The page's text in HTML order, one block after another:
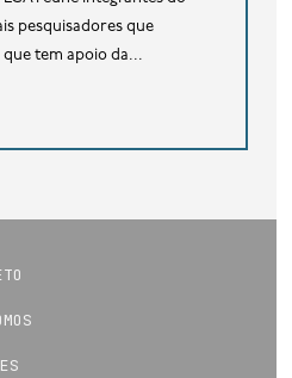
pesquisadores que
tem apoio da...